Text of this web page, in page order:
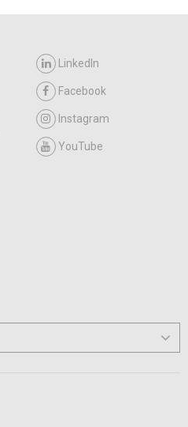
LinkedIn
Facebook
Instagram
YouTube